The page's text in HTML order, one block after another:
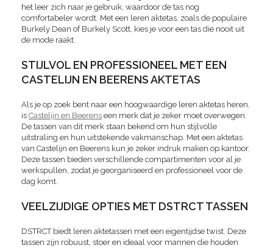
het leer zich naar je gebruik, waardoor de tas nog
comfortabeler wordt. Met een leren aktetas, zoals de populaire
Burkely Dean of Burkely Scott, kies je voor een tas die nooit uit
de mode raakt.
STIJLVOL EN PROFESSIONEEL MET EEN
CASTELIJN EN BEERENS AKTETAS
Als je op zoek bent naar een hoogwaardige leren aktetas heren,
is Castelijn en Beerens een merk dat je zeker moet overwegen.
De tassen van dit merk staan bekend om hun stijlvolle
uitstraling en hun uitstekende vakmanschap. Met een aktetas
van Castelijn en Beerens kun je zeker indruk maken op kantoor.
Deze tassen bieden verschillende compartimenten voor al je
werkspullen, zodat je georganiseerd en professioneel voor de
dag komt.
VEELZIJDIGE OPTIES MET DSTRCT TASSEN
DSTRCT biedt leren aktetassen met een eigentijdse twist. Deze
tassen zijn robuust, stoer en ideaal voor mannen die houden